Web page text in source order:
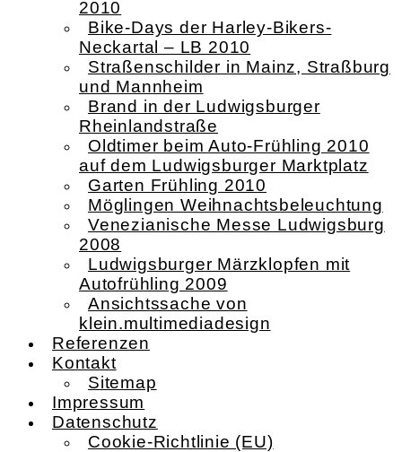
2010
Bike-Days der Harley-Bikers-
Neckartal – LB 2010
Straßenschilder in Mainz, Straßburg
und Mannheim
Brand in der Ludwigsburger
Rheinlandstraße
Oldtimer beim Auto-Frühling 2010
auf dem Ludwigsburger Marktplatz
Garten Frühling 2010
Möglingen Weihnachtsbeleuchtung
Venezianische Messe Ludwigsburg
2008
Ludwigsburger Märzklopfen mit
Autofrühling 2009
Ansichtssache von
klein.multimediadesign
Referenzen
Kontakt
Sitemap
Impressum
Datenschutz
Cookie-Richtlinie (EU)